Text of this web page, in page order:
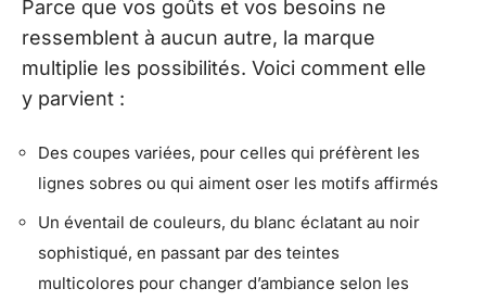
Parce que vos goûts et vos besoins ne
ressemblent à aucun autre, la marque
multiplie les possibilités. Voici comment elle
y parvient :
Des coupes variées, pour celles qui préfèrent les
lignes sobres ou qui aiment oser les motifs affirmés
Un éventail de couleurs, du blanc éclatant au noir
sophistiqué, en passant par des teintes
multicolores pour changer d’ambiance selon les